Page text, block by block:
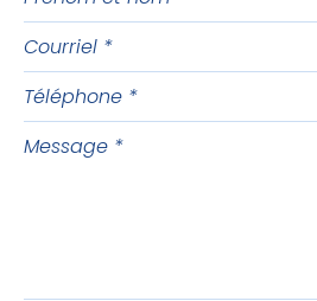
nom
Courriel
Téléphone
Message